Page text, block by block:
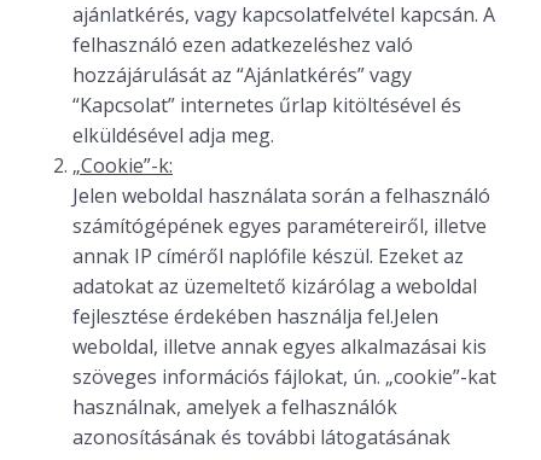
ajánlatkérés, vagy kapcsolatfelvétel kapcsán. A
felhasználó ezen adatkezeléshez való
hozzájárulását az “Ajánlatkérés” vagy
“Kapcsolat” internetes űrlap kitöltésével és
elküldésével adja meg.
„Cookie”-k:
Jelen weboldal használata során a felhasználó
számítógépének egyes paramétereiről, illetve
annak IP címéről naplófile készül. Ezeket az
adatokat az üzemeltető kizárólag a weboldal
fejlesztése érdekében használja fel.Jelen
weboldal, illetve annak egyes alkalmazásai kis
szöveges információs fájlokat, ún. „cookie”-kat
használnak, amelyek a felhasználók
azonosításának és további látogatásának